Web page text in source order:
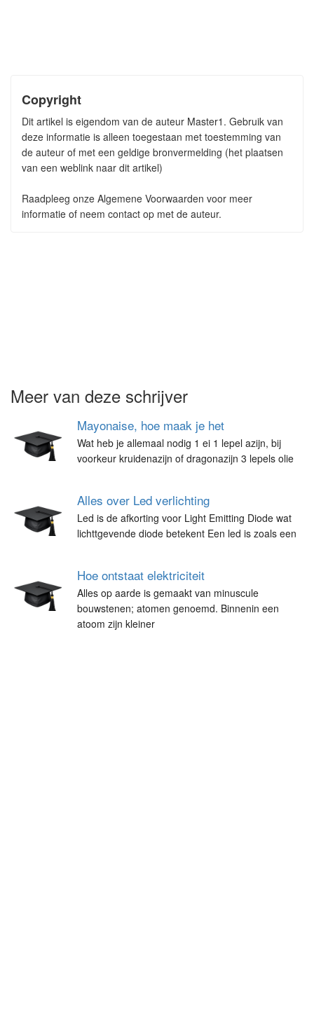
Copyright
Dit artikel is eigendom van de auteur Master1. Gebruik van
deze informatie is alleen toegestaan met toestemming van
de auteur of met een geldige bronvermelding (het plaatsen
van een weblink naar dit artikel)
Raadpleeg onze Algemene Voorwaarden voor meer
informatie of neem contact op met de auteur.
Meer van deze schrijver
Mayonaise, hoe maak je het
Wat heb je allemaal nodig 1 ei 1 lepel azijn, bij
voorkeur kruidenazijn of dragonazijn 3 lepels olie
Alles over Led verlichting
Led is de afkorting voor Light Emitting Diode wat
lichttgevende diode betekent Een led is zoals een
Hoe ontstaat elektriciteit
Alles op aarde is gemaakt van minuscule
bouwstenen; atomen genoemd. Binnenin een
atoom zijn kleiner